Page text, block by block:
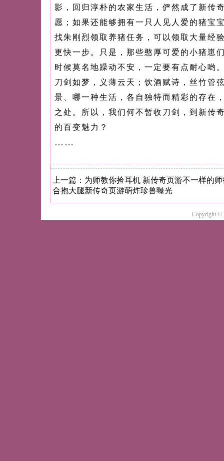
影，回归淳朴的农家生活，俨然成了新传
愿；如果还能够拥有一只人见人爱的猪宝
找朱刚烈领取养猪任务，可以领取大量经
更快一步。只是，那些憨厚可爱的小猪崽
时候莫名地躁动不安，一定要有点耐心哟
刀剑如梦，义薄云天；饮酒赋诗，丝竹
景、哪一种生活，各自独特而精彩的存在
之处。所以，我们何不暂收刀剑，到新传
的百变魅力？
……
上一篇： 为师教你捡耳机 新传奇页游不一样的
合抱大腿新传奇页游萌炸珍兽曝光
Copyright ©